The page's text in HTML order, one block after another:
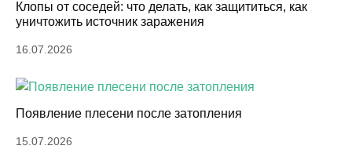
Клопы от соседей: что делать, как защититься, как
уничтожить источник заражения
16.07.2026
Появление плесени после затопления
15.07.2026